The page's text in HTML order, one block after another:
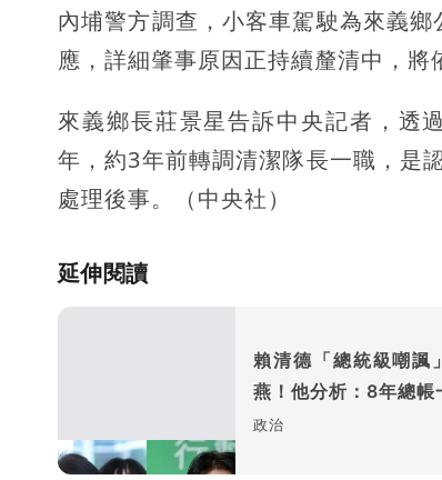
內埔警方調查，小客車駕駛為來義
應，詳細肇事原因正持續釐清中，將
來義鄉長莊景星告訴中央記者，透
年，約3年前轉調清潔隊長一職，是
處理後事。（中央社）
延伸閱讀
賴清德「總統級嘲諷
燕！他分析：8年總帳
政治